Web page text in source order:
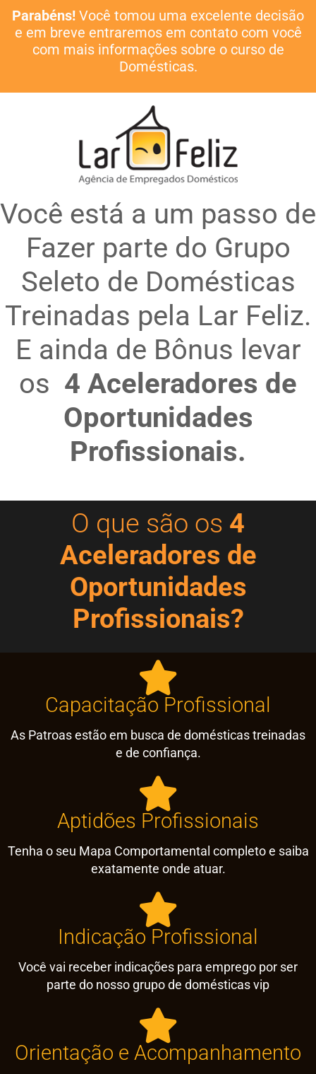
Parabéns! Você tomou uma excelente decisão
e em breve entraremos em contato com você
com mais informações sobre o curso de
Domésticas.
Você está a um passo de
Fazer parte do Grupo
Seleto de Domésticas
Treinadas pela Lar Feliz.
E ainda de Bônus levar
os 4 Aceleradores de
Oportunidades
Profissionais.
O que são os 4
Aceleradores de
Oportunidades
Profissionais?
Capacitação Profissional
As Patroas estão em busca de domésticas treinadas
e de confiança.
Aptidões Profissionais
Tenha o seu Mapa Comportamental completo e saiba
exatamente onde atuar.
Indicação Profissional
Você vai receber indicações para emprego por ser
parte do nosso grupo de domésticas vip
Orientação e Acompanhamento